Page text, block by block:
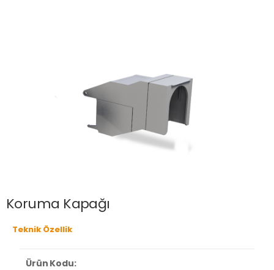
Koruma Kapağı
Teknik Özellik
Ürün Kodu: